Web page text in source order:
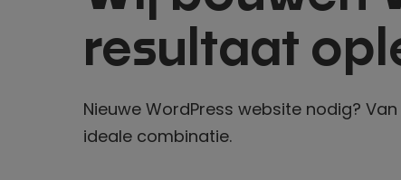
resultaat
Nieuwe WordPress website nodig?
ideale combinatie.